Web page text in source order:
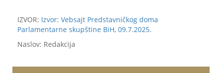
IZVOR: Izvor: Vebsajt Predstavničkog doma
Parlamentarne skupštine BiH, 09.7.2025.
Naslov: Redakcija